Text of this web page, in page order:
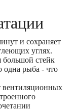
и сохраняет
углях.
большой стейк
одна рыба - что
вентиляционных